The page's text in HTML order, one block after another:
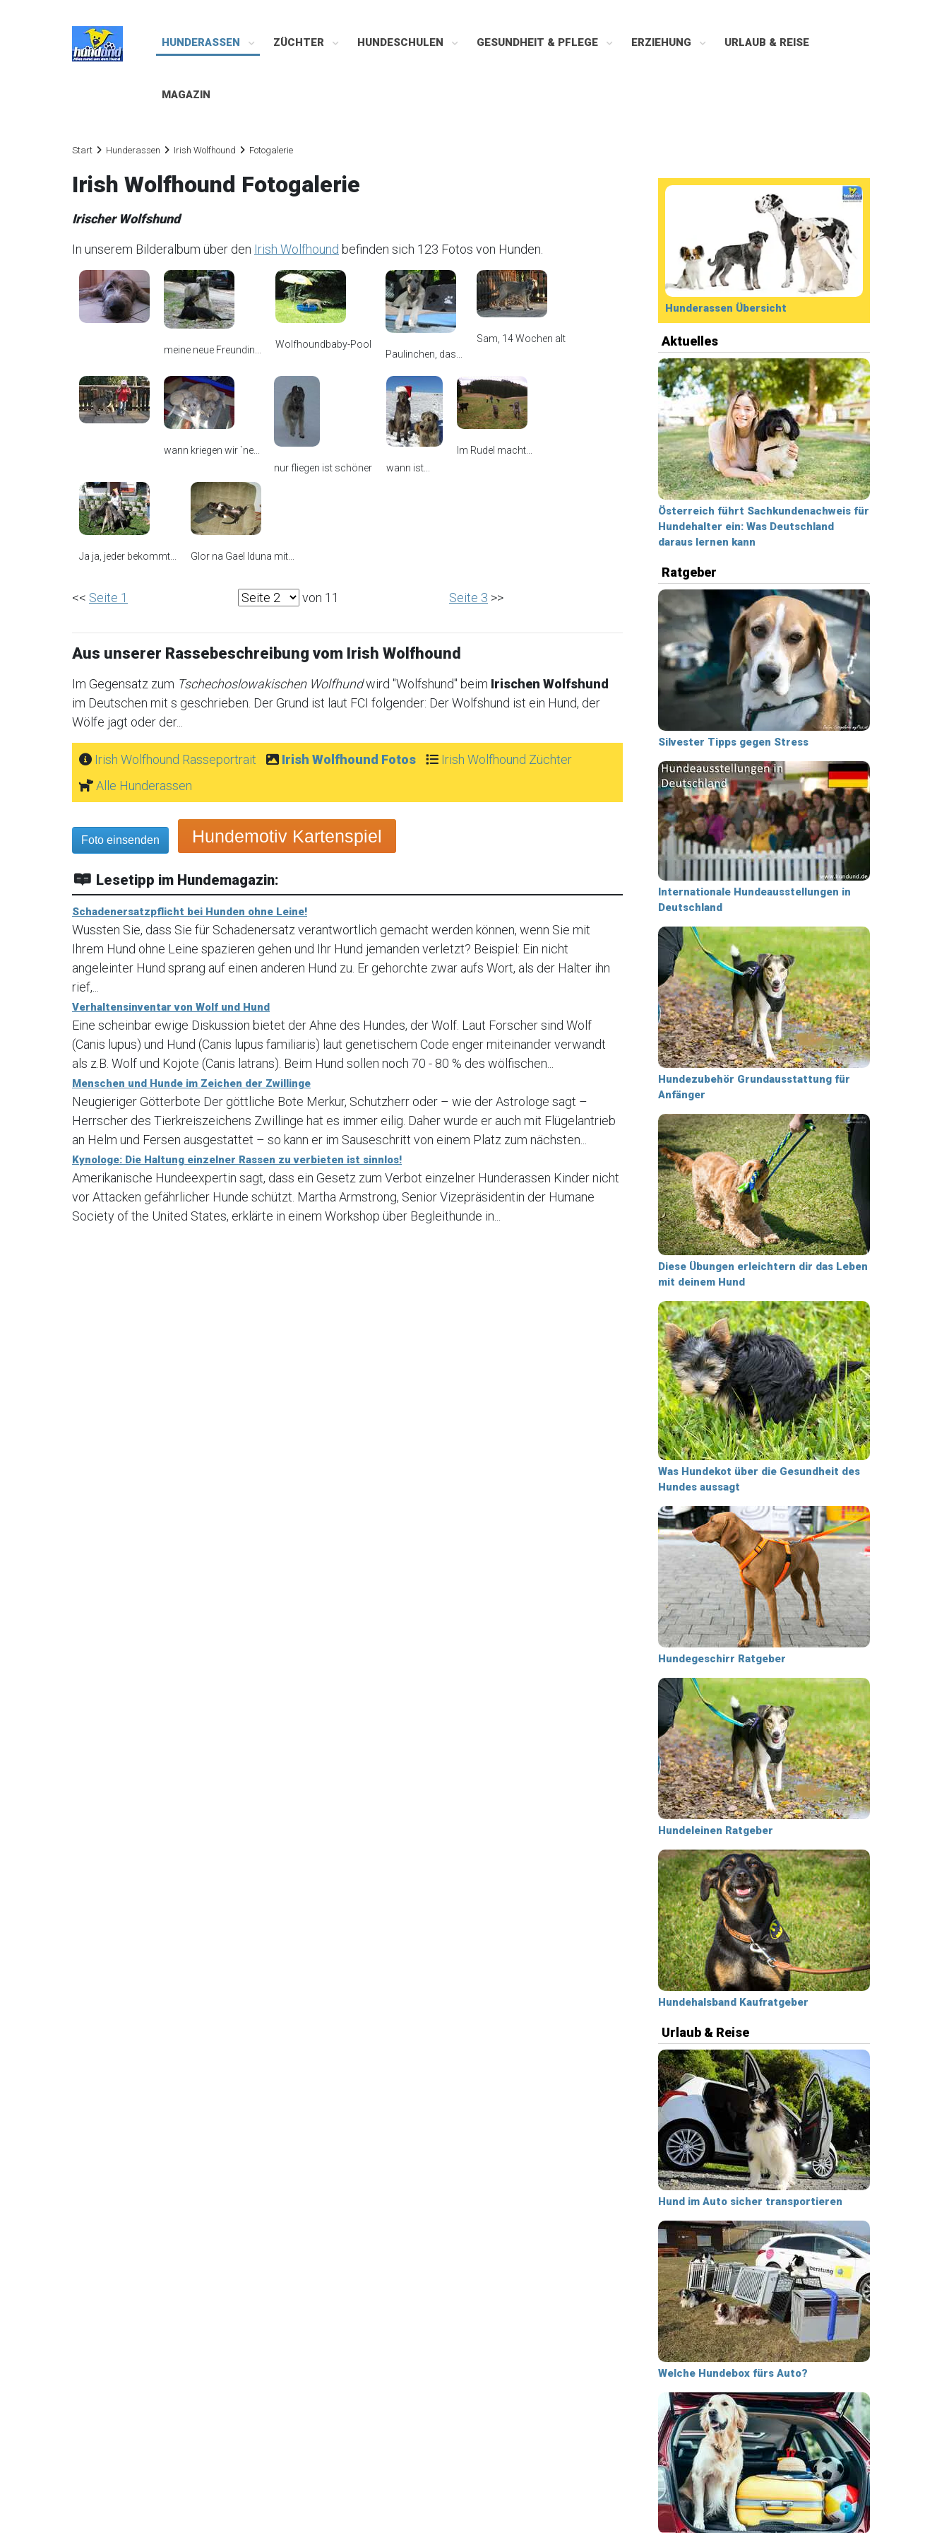
HUNDERASSEN ZÜCHTER HUNDESCHULEN GESUNDHEIT & PFLEGE ERZIEHUNG URLAUB & REISE
MAGAZIN
Start Hunderassen Irish Wolfhound Fotogalerie
Irish Wolfhound Fotogalerie
Irischer Wolfshund
In unserem Bilderalbum über den Irish Wolfhound befinden sich 123 Fotos von Hunden.
meine neue Freundin...
Wolfhoundbaby-Pool
Paulinchen, das...
Sam, 14 Wochen alt
wann kriegen wir `ne...
nur fliegen ist schöner
wann ist...
Im Rudel macht...
Ja ja, jeder bekommt... Glor na Gael Iduna mit...
<< Seite 1 von 11 Seite 3 >>
Aus unserer Rassebeschreibung vom Irish Wolfhound
Im Gegensatz zum Tschechoslowakischen Wolfhundwird "Wolfshund" beim Irischen Wolfshund
im Deutschen mit s geschrieben. Der Grund ist laut FCI folgender: Der Wolfshund ist ein Hund, der
Wölfe jagt oder der...
Irish Wolfhound Rasseportrait Irish Wolfhound Fotos
Irish Wolfhound Züchter
Alle Hunderassen
Foto einsenden Hundemotiv Kartenspiel
Lesetipp im Hundemagazin:
Schadenersatzpflicht bei Hunden ohne Leine!
Wussten Sie, dass Sie für Schadenersatz verantwortlich gemacht werden können, wenn Sie mit
Ihrem Hund ohne Leine spazieren gehen und Ihr Hund jemanden verletzt? Beispiel: Ein nicht
angeleinter Hund sprang auf einen anderen Hund zu. Er gehorchte zwar aufs Wort, als der Halter ihn
rief,...
Verhaltensinventar von Wolf und Hund
Eine scheinbar ewige Diskussion bietet der Ahne des Hundes, der Wolf. Laut Forscher sind Wolf
(Canis lupus) und Hund (Canis lupus familiaris) laut genetischem Code enger miteinander verwandt
als z.B. Wolf und Kojote (Canis latrans). Beim Hund sollen noch 70 - 80 % des wölfischen...
Menschen und Hunde im Zeichen der Zwillinge
Neugieriger Götterbote Der göttliche Bote Merkur, Schutzherr oder – wie der Astrologe sagt –
Herrscher des Tierkreiszeichens Zwillinge hat es immer eilig. Daher wurde er auch mit Flügelantrieb
an Helm und Fersen ausgestattet – so kann er im Sauseschritt von einem Platz zum nächsten...
Kynologe: Die Haltung einzelner Rassen zu verbieten ist sinnlos!
Amerikanische Hundeexpertin sagt, dass ein Gesetz zum Verbot einzelner Hunderassen Kinder nicht
vor Attacken gefährlicher Hunde schützt. Martha Armstrong, Senior Vizepräsidentin der Humane
Society of the United States, erklärte in einem Workshop über Begleithunde in...
Hunderassen Übersicht
Aktuelles
Österreich führt Sachkundenachweis für
Hundehalter ein: Was Deutschland
daraus lernen kann
Ratgeber
Silvester Tipps gegen Stress
Internationale Hundeausstellungen in
Deutschland
Hundezubehör Grundausstattung für
Anfänger
Diese Übungen erleichtern dir das Leben
mit deinem Hund
Was Hundekot über die Gesundheit des
Hundes aussagt
Hundegeschirr Ratgeber
Hundeleinen Ratgeber
Hundehalsband Kaufratgeber
Urlaub & Reise
Hund im Auto sicher transportieren
Welche Hundebox fürs Auto?